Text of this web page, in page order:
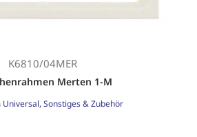
K6810/04MER
Merten 1-M
, Sonstiges & Zubehör